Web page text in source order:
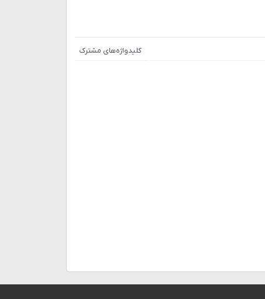
کلیدواژه‌های مشترک